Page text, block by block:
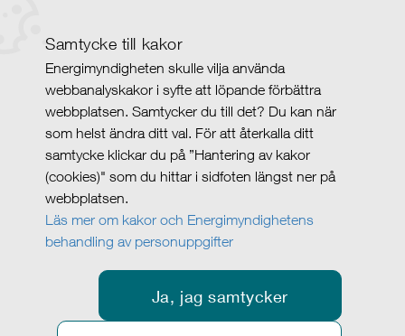
Samtycke till kakor
Energimyndigheten skulle vilja använda
webbanalyskakor i syfte att löpande förbättra
webbplatsen. Samtycker du till det? Du kan när
som helst ändra ditt val. För att återkalla ditt
samtycke klickar du på ”Hantering av kakor
(cookies)" som du hittar i sidfoten längst ner på
webbplatsen.
Läs mer om kakor och Energimyndighetens
behandling av personuppgifter
Ja, jag samtycker